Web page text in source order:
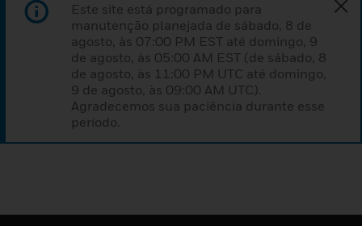
Este site está programado para
manutenção planejada de sábado, 8 de
agosto, às 07:00 PM EST até domingo, 9
de agosto, às 05:00 AM EST (de sábado, 8
de agosto, às 11:00 PM UTC até domingo,
9 de agosto, às 09:00 AM UTC).
Agradecemos sua paciência durante esse
período.